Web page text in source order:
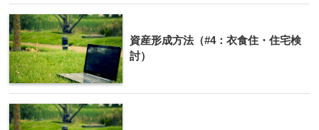
資産形成方法（#4：衣食住・住宅検
討）